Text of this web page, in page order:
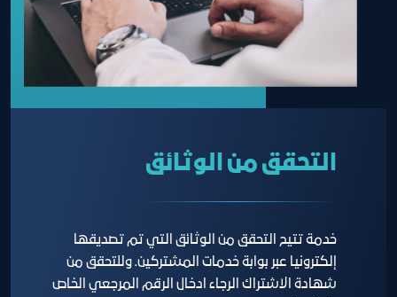
التحقق من الوثائق
خدمة تتيح التحقق من الوثائق التي تم تصديقها
إلكترونيا عبر بوابة خدمات المشتركين. وللتحقق من
شهادة الاشتراك الرجاء ادخال الرقم المرجعي الخاص